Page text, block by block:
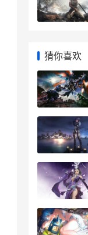
猜你喜欢